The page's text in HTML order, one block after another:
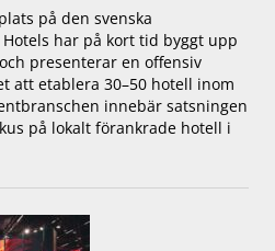
på den svenska
har på kort tid byggt upp
presenterar en offensiv
att etablera 30–50 hotell inom
innebär satsningen
på lokalt förankrade hotell i